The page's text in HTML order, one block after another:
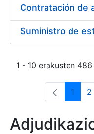
1 - 10 erakusten
1 2